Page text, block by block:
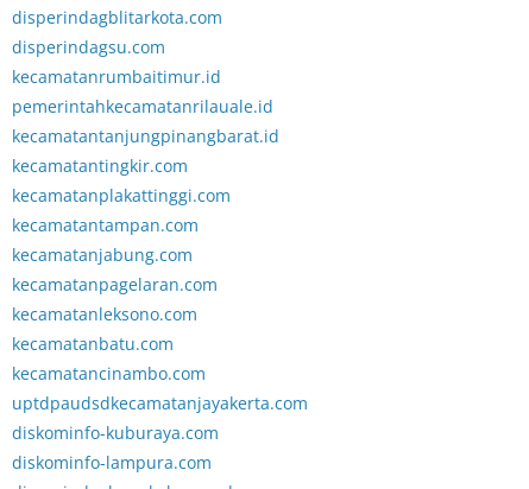
disperindagblitarkota.com
disperindagsu.com
kecamatanrumbaitimur.id
pemerintahkecamatanrilauale.id
kecamatantanjungpinangbarat.id
kecamatantingkir.com
kecamatanplakattinggi.com
kecamatantampan.com
kecamatanjabung.com
kecamatanpagelaran.com
kecamatanleksono.com
kecamatanbatu.com
kecamatancinambo.com
uptdpaudsdkecamatanjayakerta.com
diskominfo-kuburaya.com
diskominfo-lampura.com